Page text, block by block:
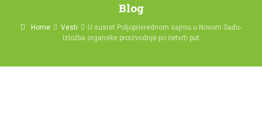
Blog
Home Vesti
U susret Poljoprivrednom sajmu u Novom Sadu-
Izložba organske proizvodnje po četvrti put